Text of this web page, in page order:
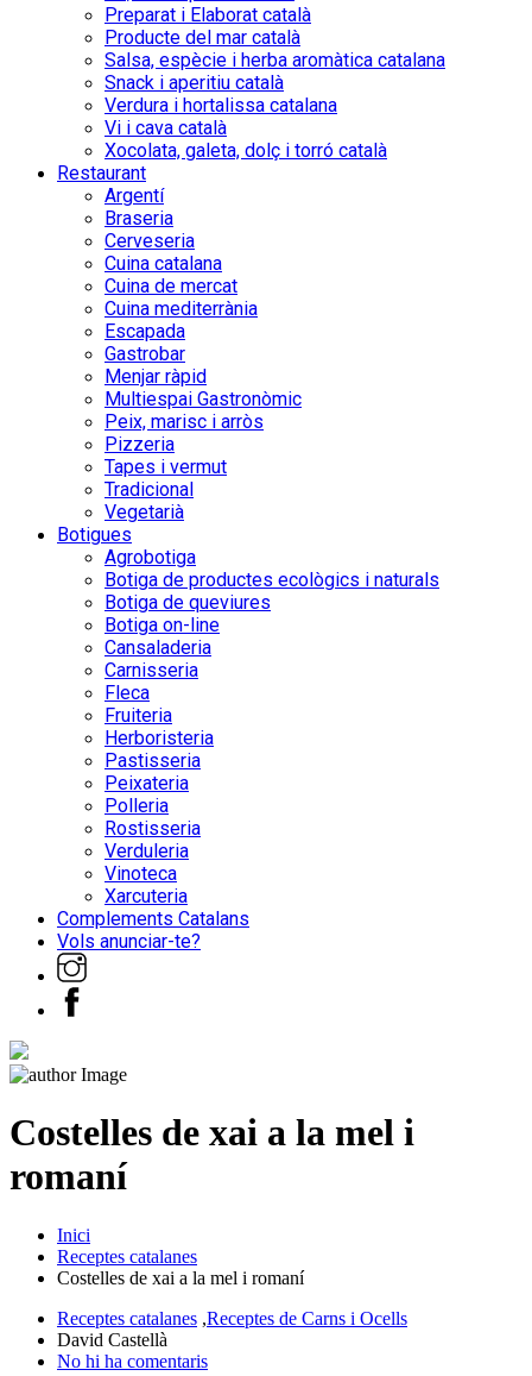
Preparat i Elaborat català
Producte del mar català
Salsa, espècie i herba aromàtica catalana
Snack i aperitiu català
Verdura i hortalissa catalana
Vi i cava català
Xocolata, galeta, dolç i torró català
Restaurant
Argentí
Braseria
Cerveseria
Cuina catalana
Cuina de mercat
Cuina mediterrània
Escapada
Gastrobar
Menjar ràpid
Multiespai Gastronòmic
Peix, marisc i arròs
Pizzeria
Tapes i vermut
Tradicional
Vegetarià
Botigues
Agrobotiga
Botiga de productes ecològics i naturals
Botiga de queviures
Botiga on-line
Cansaladeria
Carnisseria
Fleca
Fruiteria
Herboristeria
Pastisseria
Peixateria
Polleria
Rostisseria
Verduleria
Vinoteca
Xarcuteria
Complements Catalans
Vols anunciar-te?
Costelles de xai a la mel i
romaní
Inici
Receptes catalanes
Costelles de xai a la mel i romaní
Receptes catalanes ,Receptes de Carns i Ocells
David Castellà
No hi ha comentaris